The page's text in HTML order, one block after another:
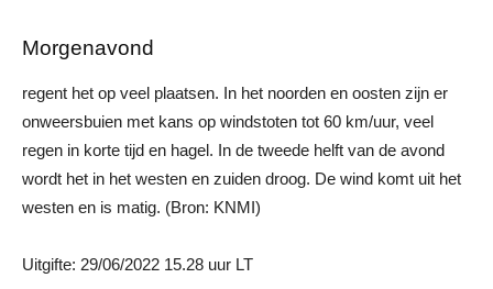
Morgenavond
regent het op veel plaatsen. In het noorden en oosten zijn er
onweersbuien met kans op windstoten tot 60 km/uur, veel
regen in korte tijd en hagel. In de tweede helft van de avond
wordt het in het westen en zuiden droog. De wind komt uit het
westen en is matig. (Bron: KNMI)
Uitgifte: 29/06/2022 15.28 uur LT